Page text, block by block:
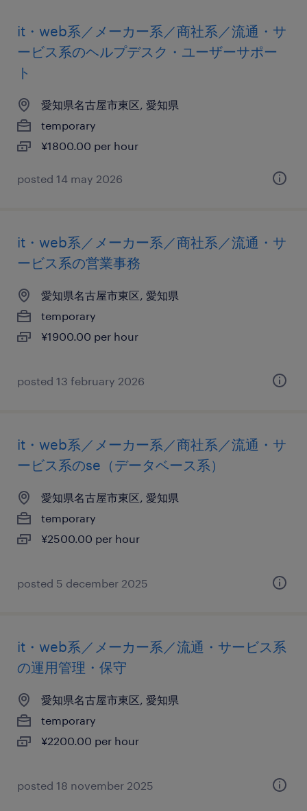
it・web系／メーカー系／商社系／流通・サ
ービス系のヘルプデスク・ユーザーサポー
ト
愛知県名古屋市東区, 愛知県
temporary
¥1800.00 per hour
posted 14 may 2026
it・web系／メーカー系／商社系／流通・サ
ービス系の営業事務
愛知県名古屋市東区, 愛知県
temporary
¥1900.00 per hour
posted 13 february 2026
it・web系／メーカー系／商社系／流通・サ
ービス系のse（データベース系）
愛知県名古屋市東区, 愛知県
temporary
¥2500.00 per hour
posted 5 december 2025
it・web系／メーカー系／流通・サービス系
の運用管理・保守
愛知県名古屋市東区, 愛知県
temporary
¥2200.00 per hour
posted 18 november 2025